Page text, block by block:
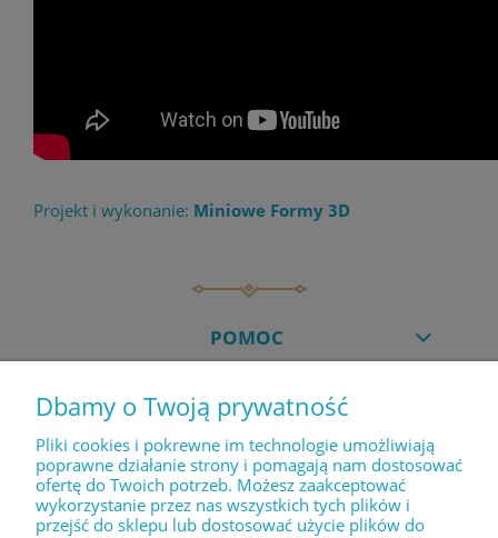
Projekt i wykonanie: Miniowe Formy 3D
POMOC
MOJE KONTO
PŁATNOŚCI I DOSTAWA
Dbamy o Twoją prywatność
Pliki cookies i pokrewne im technologie umożliwiają
poprawne działanie strony i pomagają nam dostosować
ofertę do Twoich potrzeb. Możesz zaakceptować
wykorzystanie przez nas wszystkich tych plików i
przejść do sklepu lub dostosować użycie plików do